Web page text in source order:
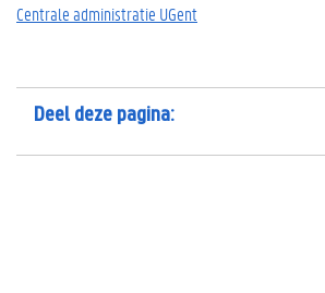
Centrale administratie UGent
Deel deze pagina: